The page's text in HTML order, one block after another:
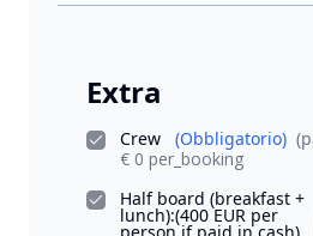
Extra
Crew (Obbligatorio)
€ 0 per_booking
Half board (breakfast +
lunch):(400 EUR per